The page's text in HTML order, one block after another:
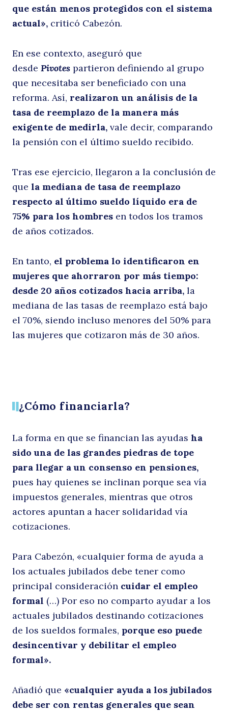
que están menos protegidos con el sistema
actual», criticó Cabezón.
En ese contexto, aseguró que
desde Pivotes partieron definiendo al grupo
que necesitaba ser beneficiado con una
reforma. Así, realizaron un análisis de la
tasa de reemplazo de la manera más
exigente de medirla, vale decir, comparando
la pensión con el último sueldo recibido.
Tras ese ejercicio, llegaron a la conclusión de
que la mediana de tasa de reemplazo
respecto al último sueldo líquido era de
75% para los hombres en todos los tramos
de años cotizados.
En tanto, el problema lo identificaron en
mujeres que ahorraron por más tiempo:
desde 20 años cotizados hacia arriba, la
mediana de las tasas de reemplazo está bajo
el 70%, siendo incluso menores del 50% para
las mujeres que cotizaron más de 30 años.
¿Cómo financiarla?
La forma en que se financian las ayudas ha
sido una de las grandes piedras de tope
para llegar a un consenso en pensiones,
pues hay quienes se inclinan porque sea vía
impuestos generales, mientras que otros
actores apuntan a hacer solidaridad vía
cotizaciones.
Para Cabezón, «cualquier forma de ayuda a
los actuales jubilados debe tener como
principal consideración cuidar el empleo
formal (…) Por eso no comparto ayudar a los
actuales jubilados destinando cotizaciones
de los sueldos formales, porque eso puede
desincentivar y debilitar el empleo
formal».
Añadió que «cualquier ayuda a los jubilados
debe ser con rentas generales que sean